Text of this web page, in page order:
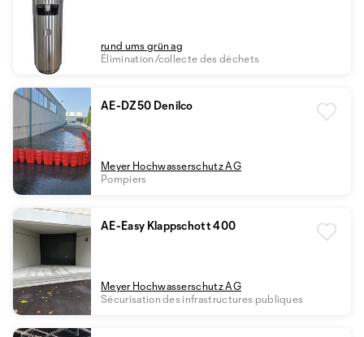
rund ums grün ag
Élimination/collecte des déchets
AE-DZ50 Denilco
Meyer Hochwasserschutz AG
Pompiers
AE-Easy Klappschott 400
Meyer Hochwasserschutz AG
Sécurisation des infrastructures publiques